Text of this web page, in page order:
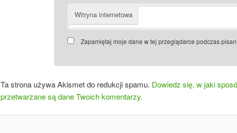
Witryna internetowa
Zapamiętaj moje dane w tej przeglądarce podczas
Ta strona używa Akismet do redukcji spamu. Dowiedz się, w jaki
przetwarzane są dane Twoich komentarzy.